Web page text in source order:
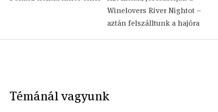
Winelovers River Nightot –
aztán felszálltunk a hajóra
Témánál vagyunk